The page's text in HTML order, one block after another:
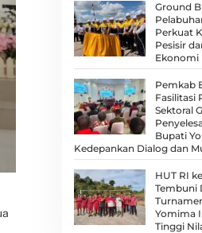
Ground
Perkuat
Pesisir
Ekonomi
Pemkab
Fasilitasi
Sektoral
Bupati
Kedepankan Dialog dan
HUT RI
Tembuni
Yomima
Tinggi